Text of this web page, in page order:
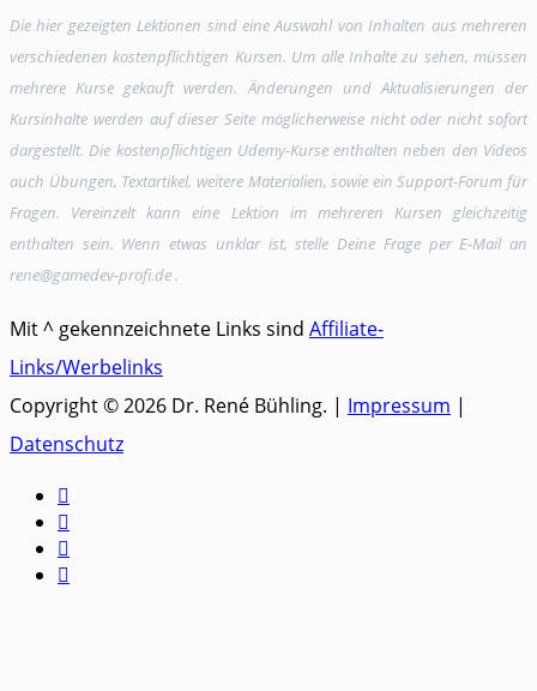
Die hier gezeigten Lektionen sind eine Auswahl von Inhalten aus mehreren
verschiedenen kostenpflichtigen Kursen. Um alle Inhalte zu sehen, müssen
mehrere Kurse gekauft werden. Änderungen und Aktualisierungen der
Kursinhalte werden auf dieser Seite möglicherweise nicht oder nicht sofort
dargestellt. Die kostenpflichtigen Udemy-Kurse enthalten neben den Videos
auch Übungen, Textartikel, weitere Materialien, sowie ein Support-Forum für
Fragen. Vereinzelt kann eine Lektion im mehreren Kursen gleichzeitig
enthalten sein. Wenn etwas unklar ist, stelle Deine Frage per E-Mail an
rene@gamedev-profi.de .
Mit ^ gekennzeichnete Links sind Affiliate-
Links/Werbelinks
Copyright © 2026 Dr. René Bühling. | Impressum |
Datenschutz



